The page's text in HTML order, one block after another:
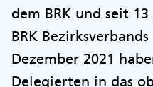
dem BRK und seit
BRK
Dezember 2021
Delegierten in das